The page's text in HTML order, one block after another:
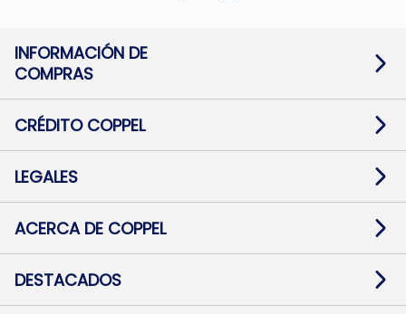
INFORMACIÓN DE
COMPRAS
Términos y condiciones
Botón de arrepentimiento
Mapa de sitio
CRÉDITO COPPEL
Solicitar Crédito
Medios de Pago
Pago Fácil Online
LEGALES
Baja contratos
Defensa al consumidor CABA
ACERCA DE COPPEL
Trabajá con Nosotros
Preguntas Frecuentes
DESTACADOS